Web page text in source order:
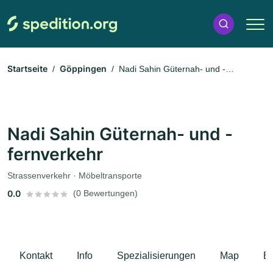
Startseite Göppingen
Nadi Sahin Güternah- und -
Nadi Sahin Güternah- und -
fernverkehr
Strassenverkehr · Möbeltransporte
0.0 (0 Bewertungen)
Kontakt Info Spezialisierungen Map